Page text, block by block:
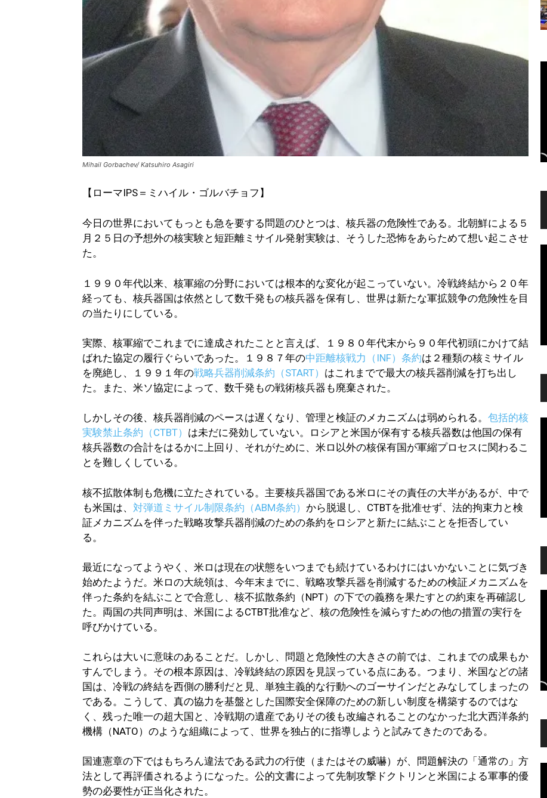
Mihail Gorbachev/ Katsuhiro Asagiri
【ローマIPS＝ミハイル・ゴルバチョフ】
今日の世界においてもっとも急を要する問題のひとつは、核兵器の危険性である。北朝鮮による５
月２５日の予想外の核実験と短距離ミサイル発射実験は、そうした恐怖をあらためて想い起こさせ
た。
１９９０年代以来、核軍縮の分野においては根本的な変化が起こっていない。冷戦終結から２０年
経っても、核兵器国は依然として数千発もの核兵器を保有し、世界は新たな軍拡競争の危険性を目
の当たりにしている。
実際、核軍縮でこれまでに達成されたことと言えば、１９８０年代末から９０年代初頭にかけて結
ばれた協定の履行ぐらいであった。１９８７年の中距離核戦力（INF）条約は２種類の核ミサイル
を廃絶し、１９９１年の戦略兵器削減条約（START） はこれまでで最大の核兵器削減を打ち出し
た。また、米ソ協定によって、数千発もの戦術核兵器も廃棄された。
しかしその後、核兵器削減のペースは遅くなり、管理と検証のメカニズムは弱められる。 包括的核
実験禁止条約（CTBT） は未だに発効していない。ロシアと米国が保有する核兵器数は他国の保有
核兵器数の合計をはるかに上回り、それがために、米ロ以外の核保有国が軍縮プロセスに関わるこ
とを難しくしている。
核不拡散体制も危機に立たされている。主要核兵器国である米ロにその責任の大半があるが、中で
も米国は、 対弾道ミサイル制限条約（ABM条約） から脱退し、CTBTを批准せず、法的拘束力と検
証メカニズムを伴った戦略攻撃兵器削減のための条約をロシアと新たに結ぶことを拒否してい
る。
最近になってようやく、米ロは現在の状態をいつまでも続けているわけにはいかないことに気づき
始めたようだ。米ロの大統領は、今年末までに、戦略攻撃兵器を削減するための検証メカニズムを
伴った条約を結ぶことで合意し、核不拡散条約（NPT）の下での義務を果たすとの約束を再確認し
た。両国の共同声明は、米国によるCTBT批准など、核の危険性を減らすための他の措置の実行を
呼びかけている。
これらは大いに意味のあることだ。しかし、問題と危険性の大きさの前では、これまでの成果もか
すんでしまう。その根本原因は、冷戦終結の原因を見誤っている点にある。つまり、米国などの諸
国は、冷戦の終結を西側の勝利だと見、単独主義的な行動へのゴーサインだとみなしてしまったの
である。こうして、真の協力を基盤とした国際安全保障のための新しい制度を構築するのではな
く、残った唯一の超大国と、冷戦期の遺産でありその後も改編されることのなかった北大西洋条約
機構（NATO）のような組織によって、世界を独占的に指導しようと試みてきたのである。
国連憲章の下ではもちろん違法である武力の行使（またはその威嚇）が、問題解決の「通常の」方
法として再評価されるようになった。公的文書によって先制攻撃ドクトリンと米国による軍事的優
勢の必要性が正当化された。